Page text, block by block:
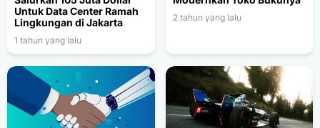
Untuk Data Center Ramah
Lingkungan di Jakarta
1 tahun yang lalu
2 tahun yang lalu